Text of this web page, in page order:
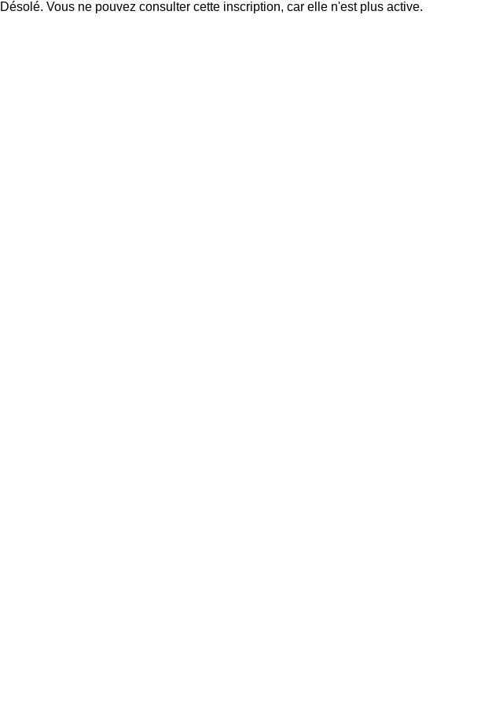
Désolé. Vous ne pouvez consulter cette inscription, car elle n'est plus active.